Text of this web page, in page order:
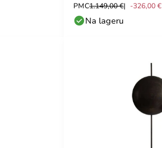
PMC1.149,00 € -326,00 €
Na lageru